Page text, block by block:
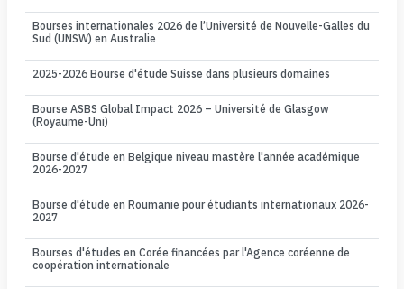
Bourses internationales 2026 de l’Université de Nouvelle-Galles du
Sud (UNSW) en Australie
2025-2026 Bourse d'étude Suisse dans plusieurs domaines
Bourse ASBS Global Impact 2026 – Université de Glasgow
(Royaume-Uni)
Bourse d'étude en Belgique niveau mastère l'année académique
2026-2027
Bourse d'étude en Roumanie pour étudiants internationaux 2026-
2027
Bourses d'études en Corée financées par l'Agence coréenne de
coopération internationale